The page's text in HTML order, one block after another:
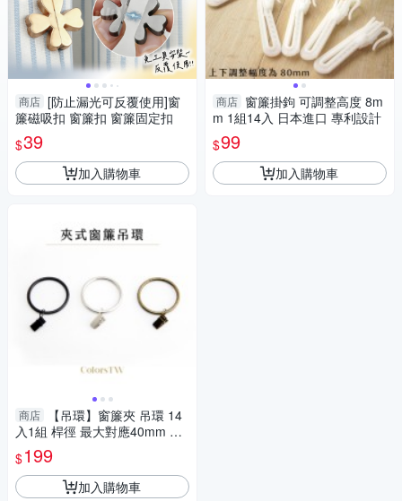
商店 [防止漏光可反覆使用]窗
簾磁吸扣 窗簾扣 窗簾固定扣
$39
加入購物車
商店
【吊環】窗簾夾 吊環 14
入1組 桿徑 最大對應40mm 配
件 鱷魚夾 五金用品
$199
加入購物車
商店 窗簾掛鉤 可調整高度 8m
m 1組14入 日本進口 專利設計
$99
加入購物車